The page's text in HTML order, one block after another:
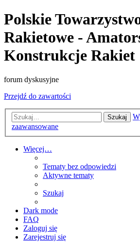
Polskie
Rakietowe -
Konstrukcje Rakiet
forum dyskusyjne
Przejdź do zawartości
Szukaj
zaawansowane
Więcej…
Tematy bez odpowiedzi
Aktywne tematy
Szukaj
Dark mode
FAQ
Zaloguj się
Zarejestruj się